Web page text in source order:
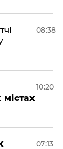
08:38
10:20
07:13